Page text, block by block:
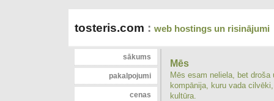
tosteris.com : web hostings un risinājumi
sākums
pakalpojumi
cenas
Mēs
Mēs esam neliela, bet
kompānija, kuru vada
kultūra.